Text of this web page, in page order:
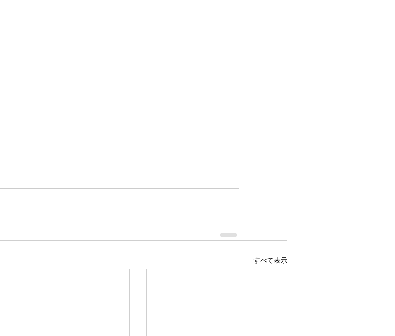
すべて表示